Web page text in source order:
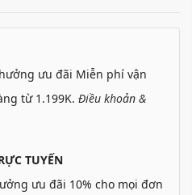
ưu đãi Miễn phí vận
từ 1.199K. Điều khoản &
TUYẾN
ưu đãi 10% cho mọi đơn